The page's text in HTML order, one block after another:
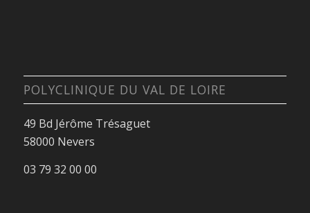
POLYCLINIQUE DU VAL DE LOIRE
49 Bd Jérôme Trésaguet
58000 Nevers
03 79 32 00 00